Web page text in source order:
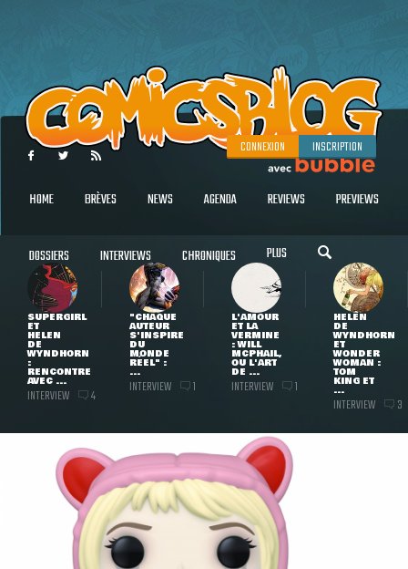
CONNEXION INSCRIPTION
HOME BRÈVES NEWS AGENDA REVIEWS PREVIEWS
DOSSIERS INTERVIEWS CHRONIQUES PLUS
SUPERGIRL
ET
HELEN
DE
WYNDHORN
:
RENCONTRE
AVEC ...
INTERVIEW 4
"CHAQUE
AUTEUR
S'INSPIRE
DU
MONDE
RÉEL" :
...
INTERVIEW 1
L'AMOUR
ET LA
VERMINE
: WILL
MCPHAIL,
OU L'ART
DE ...
INTERVIEW 1
HELEN
DE
WYNDHORN
ET
WONDER
WOMAN :
TOM
KING ET
...
INTERVIEW 3